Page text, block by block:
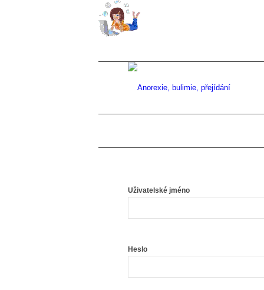
Uživatelské jméno
Heslo